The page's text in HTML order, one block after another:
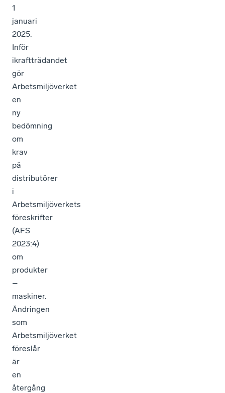
1
januari
2025.
Inför
ikraftträdandet
gör
Arbetsmiljöverket
en
ny
bedömning
om
krav
på
distributörer
i
Arbetsmiljöverkets
föreskrifter
(AFS
2023:4)
om
produkter
–
maskiner.
Ändringen
som
Arbetsmiljöverket
föreslår
är
en
återgång